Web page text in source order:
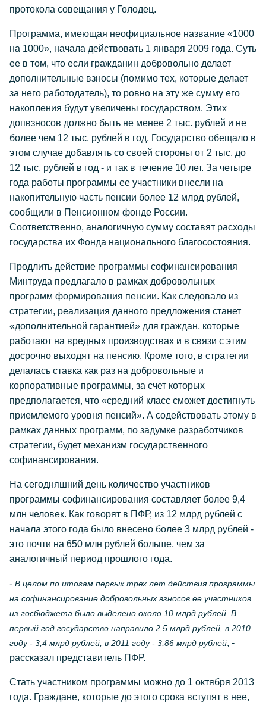
протокола совещания у Голодец.
Программа, имеющая неофициальное название «1000
на 1000», начала действовать 1 января 2009 года. Суть
ее в том, что если гражданин добровольно делает
дополнительные взносы (помимо тех, которые делает
за него работодатель), то ровно на эту же сумму его
накопления будут увеличены государством. Этих
допвзносов должно быть не менее 2 тыс. рублей и не
более чем 12 тыс. рублей в год. Государство обещало в
этом случае добавлять со своей стороны от 2 тыс. до
12 тыс. рублей в год - и так в течение 10 лет. За четыре
года работы программы ее участники внесли на
накопительную часть пенсии более 12 млрд рублей,
сообщили в Пенсионном фонде России.
Соответственно, аналогичную сумму составят расходы
государства их Фонда национального благосостояния.
Продлить действие программы софинансирования
Минтруда предлагало в рамках добровольных
программ формирования пенсии. Как следовало из
стратегии, реализация данного предложения станет
«дополнительной гарантией» для граждан, которые
работают на вредных производствах и в связи с этим
досрочно выходят на пенсию. Кроме того, в стратегии
делалась ставка как раз на добровольные и
корпоративные программы, за счет которых
предполагается, что «средний класс сможет достигнуть
приемлемого уровня пенсий». А содействовать этому в
рамках данных программ, по задумке разработчиков
стратегии, будет механизм государственного
софинансирования.
На сегодняшний день количество участников
программы софинансирования составляет более 9,4
млн человек. Как говорят в ПФР, из 12 млрд рублей с
начала этого года было внесено более 3 млрд рублей -
это почти на 650 млн рублей больше, чем за
аналогичный период прошлого года.
- В целом по итогам первых трех лет действия программы
на софинансирование добровольных взносов ее участников
из госбюджета было выделено около 10 млрд рублей. В
первый год государство направило 2,5 млрд рублей, в 2010
году - 3,4 млрд рублей, в 2011 году - 3,86 млрд рублей, -
рассказал представитель ПФР.
Стать участником программы можно до 1 октября 2013
года. Граждане, которые до этого срока вступят в нее,